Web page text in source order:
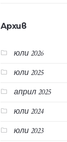
Архив
юли 2026
юли 2025
април 2025
юли 2024
юли 2023